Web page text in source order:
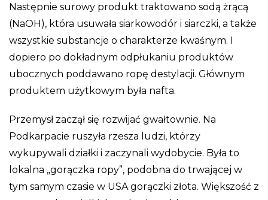
Następnie surowy produkt traktowano sodą żrącą
(NaOH), która usuwała siarkowodór i siarczki, a także
wszystkie substancje o charakterze kwaśnym. I
dopiero po dokładnym odpłukaniu produktów
ubocznych poddawano ropę destylacji. Głównym
produktem użytkowym była nafta.
Przemysł zaczął się rozwijać gwałtownie. Na
Podkarpacie ruszyła rzesza ludzi, którzy
wykupywali działki i zaczynali wydobycie. Była to
lokalna „gorączka ropy”, podobna do trwającej w
tym samym czasie w USA gorączki złota. Większość z